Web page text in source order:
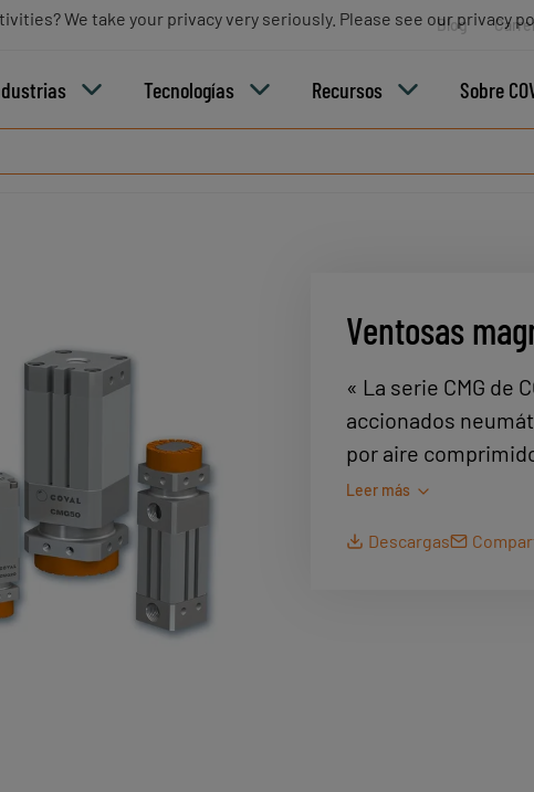
Blog
Tecnologías Recursos Sobre
Ventosas
« La serie CMG de
accionados
por aire
sujeción
cortadas con láser,
Leer más
Descargas
We take your privacy very seriously. Please see our privacy